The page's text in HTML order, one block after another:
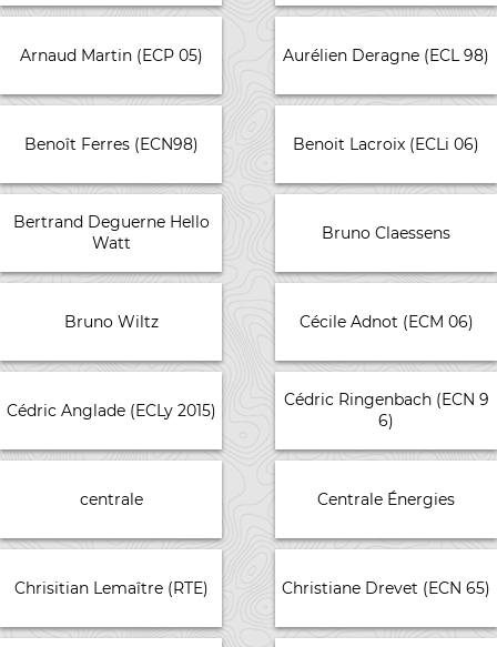
Arnaud Martin (ECP 05) Aurélien Deragne (ECL 98)
Benoît Ferres (ECN98) Benoit Lacroix (ECLi 06)
Bertrand Deguerne Hello
Watt
Bruno Claessens
Bruno Wiltz Cécile Adnot (ECM 06)
Cédric Anglade (ECLy 2015)
Cédric Ringenbach (ECN 9
6)
centrale Centrale Énergies
Chrisitian Lemaître (RTE) Christiane Drevet (ECN 65)